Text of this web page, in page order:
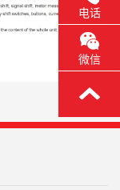
电话
微信